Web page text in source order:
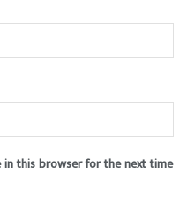
in this browser for the next time